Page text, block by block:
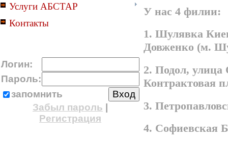
Услуги АБСТАР
Контакты
Логин:
Пароль:
запомнить
Забыл пароль
Регистрация
У нас 4 филии:
1. Шулявка
Довженко (м.
2. Подол,
Контрактовая
3.
4. Софиевская